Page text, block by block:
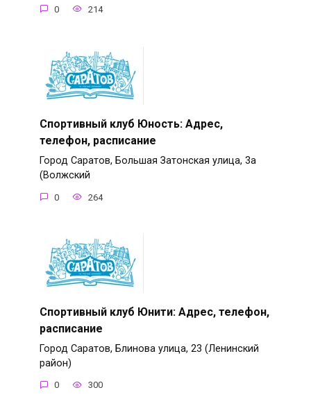
0 214
Спортивный клуб Юность: Адрес,
телефон, расписание
Город Саратов, Большая Затонская улица, 3а
(Волжский
0 264
Спортивный клуб Юнити: Адрес, телефон,
расписание
Город Саратов, Блинова улица, 23 (Ленинский
район)
0 300